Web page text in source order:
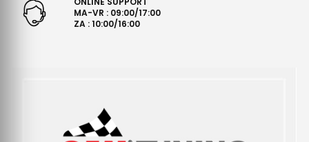
MA-VR : 09:00/17:00
ZA : 10:00/16:00